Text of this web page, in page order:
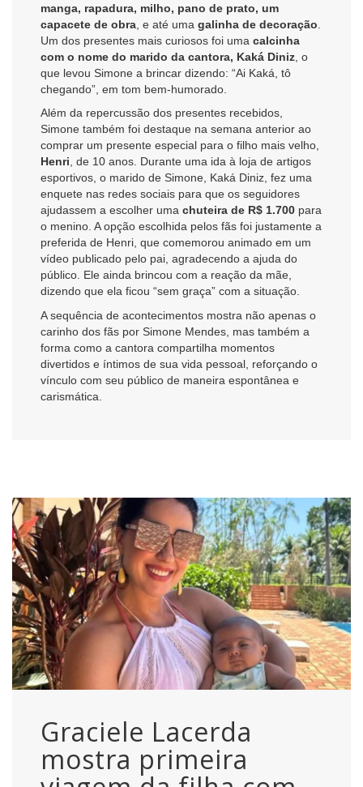
manga, rapadura, milho, pano de prato, um
capacete de obra , e até uma galinha de decoração
Um dos presentes mais curiosos foi uma calcinha
com o nome do marido da cantora, Kaká Diniz , o
que levou Simone a brincar dizendo: “Ai Kaká, tô
chegando”, em tom bem-humorado.
Além da repercussão dos presentes recebidos,
Simone também foi destaque na semana anterior ao
comprar um presente especial para o filho mais velho,
Henri , de 10 anos. Durante uma ida à loja de artigos
esportivos, o marido de Simone, Kaká Diniz, fez uma
enquete nas redes sociais para que os seguidores
ajudassem a escolher uma chuteira de R$ 1.700 para
o menino. A opção escolhida pelos fãs foi justamente a
preferida de Henri, que comemorou animado em um
vídeo publicado pelo pai, agradecendo a ajuda do
público. Ele ainda brincou com a reação da mãe,
dizendo que ela ficou “sem graça” com a situação.
A sequência de acontecimentos mostra não apenas o
carinho dos fãs por Simone Mendes, mas também a
forma como a cantora compartilha momentos
divertidos e íntimos de sua vida pessoal, reforçando o
vínculo com seu público de maneira espontânea e
carismática.
Graciele Lacerda
mostra primeira